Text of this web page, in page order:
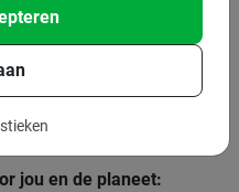
& MVO
jou en de planeet: